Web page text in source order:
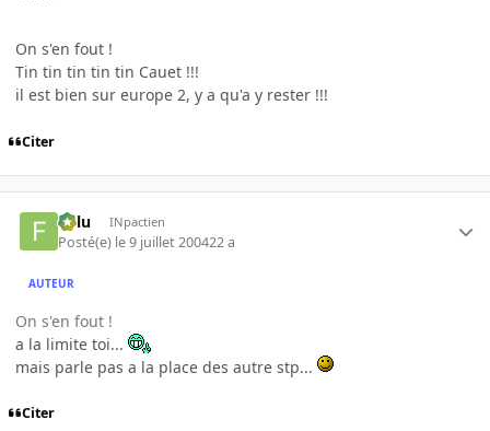
On s'en fout !
Tin tin tin tin tin Cauet !!!
il est bien sur europe 2, y a qu'a y rester !!!
Citer
Fulu INpactien
Posté(e) le 9 juillet 200422 a
AUTEUR
On s'en fout !
a la limite toi...
mais parle pas a la place des autre stp...
Citer